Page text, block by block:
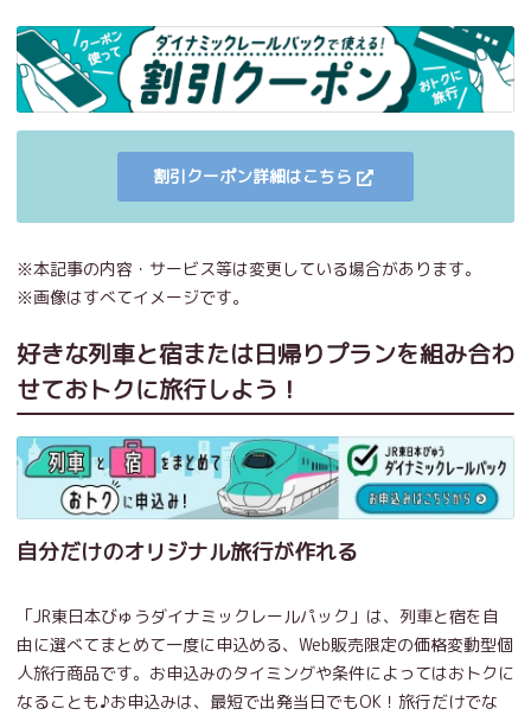
割引クーポン詳細はこちら
※本記事の内容・サービス等は変更している場合があります。
※画像はすべてイメージです。
好きな列車と宿または日帰りプランを組み合わ
せておトクに旅行しよう！
自分だけのオリジナル旅行が作れる
「JR東日本びゅうダイナミックレールパック」は、列車と宿を自
由に選べてまとめて一度に申込める、Web販売限定の価格変動型個
人旅行商品です。お申込みのタイミングや条件によってはおトクに
なることも♪お申込みは、最短で出発当日でもOK！旅行だけでな